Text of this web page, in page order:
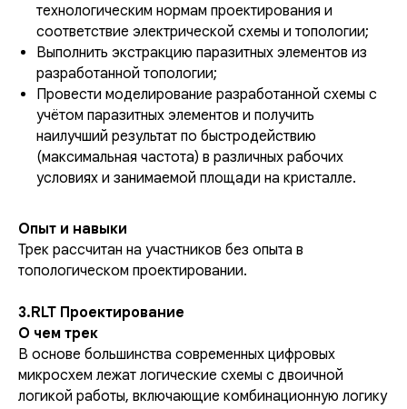
технологическим нормам проектирования и
соответствие электрической схемы и топологии;
Выполнить экстракцию паразитных элементов из
разработанной топологии;
Провести моделирование разработанной схемы с
учётом паразитных элементов и получить
наилучший результат по быстродействию
(максимальная частота) в различных рабочих
условиях и занимаемой площади на кристалле.
Опыт и навыки
Трек рассчитан на участников без опыта в
топологическом проектировании.
3.RLT Проектирование
О чем трек
В основе большинства современных цифровых
микросхем лежат логические схемы с двоичной
логикой работы, включающие комбинационную логику